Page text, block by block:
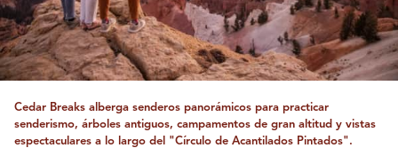
Cedar Breaks alberga senderos panorámicos para practicar
senderismo, árboles antiguos, campamentos de gran altitud y vistas
espectaculares a lo largo del "Círculo de Acantilados Pintados".